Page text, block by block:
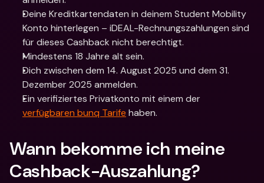
Deine Kreditkartendaten in deinem Student Mobility
Konto hinterlegen – iDEAL-Rechnungszahlungen sind
für dieses Cashback nicht berechtigt.
Mindestens 18 Jahre alt sein.
Dich zwischen dem 14. August 2025 und dem 31.
Dezember 2025 anmelden.
verfügbaren bunq Tarife haben.
Wann bekomme ich meine
Cashback-Auszahlung?